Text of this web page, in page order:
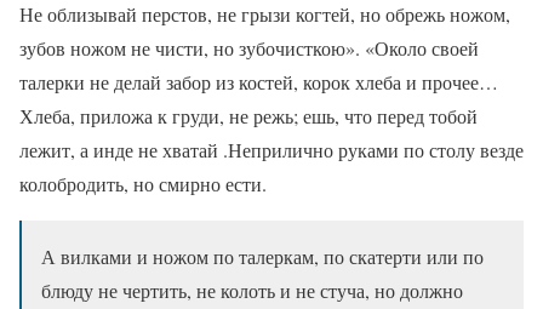
Не облизывай перстов, не грызи когтей, но обрежь ножом,
зубов ножом не чисти, но зубочисткою». «Около своей
талерки не делай забор из костей, корок хлеба и прочее…
Хлеба, приложа к груди, не режь; ешь, что перед тобой
лежит, а инде не хватай .Неприлично руками по столу везде
колобродить, но смирно ести.
А вилками и ножом по талеркам, по скатерти или по
блюду не чертить, не колоть и не стуча, но должно